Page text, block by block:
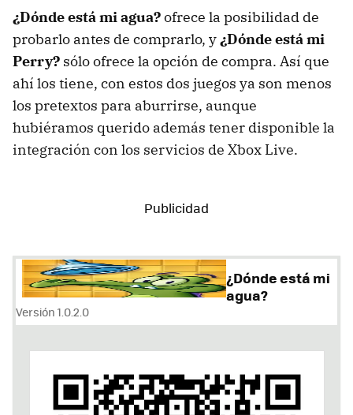
¿Dónde está mi agua?ofrece la posibilidad de
probarlo antes de comprarlo, y¿Dónde está mi
Perry? sólo ofrece la opción de compra. Así que
ahí los tiene, con estos dos juegos ya son menos
los pretextos para aburrirse, aunque
hubiéramos querido además tener disponible la
integración con los servicios de Xbox Live.
¿Dónde está mi
agua?
Versión 1.0.2.0